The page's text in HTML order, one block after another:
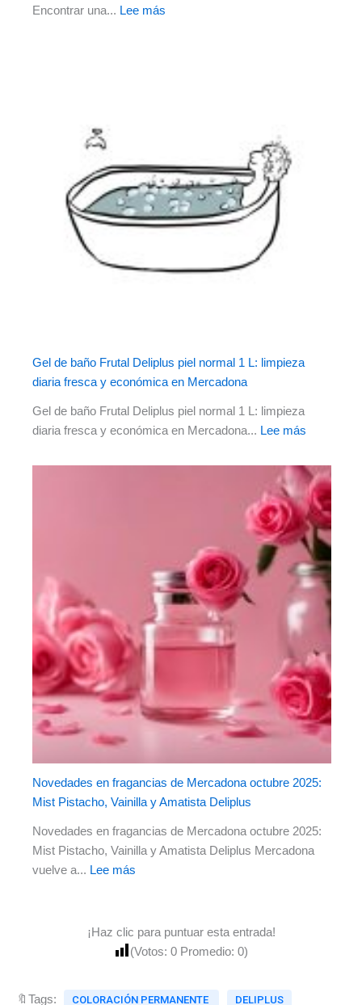
Encontrar una... Lee más
Gel de baño Frutal Deliplus piel normal 1 L: limpieza
diaria fresca y económica en Mercadona
Gel de baño Frutal Deliplus piel normal 1 L: limpieza
diaria fresca y económica en Mercadona... Lee más
Novedades en fragancias de Mercadona octubre 2025:
Mist Pistacho, Vainilla y Amatista Deliplus
Novedades en fragancias de Mercadona octubre 2025:
Mist Pistacho, Vainilla y Amatista Deliplus Mercadona
vuelve a... Lee más
¡Haz clic para puntuar esta entrada!
(Votos: 0 Promedio: 0)
🔖Tags: COLORACIÓN PERMANENTE DELIPLUS